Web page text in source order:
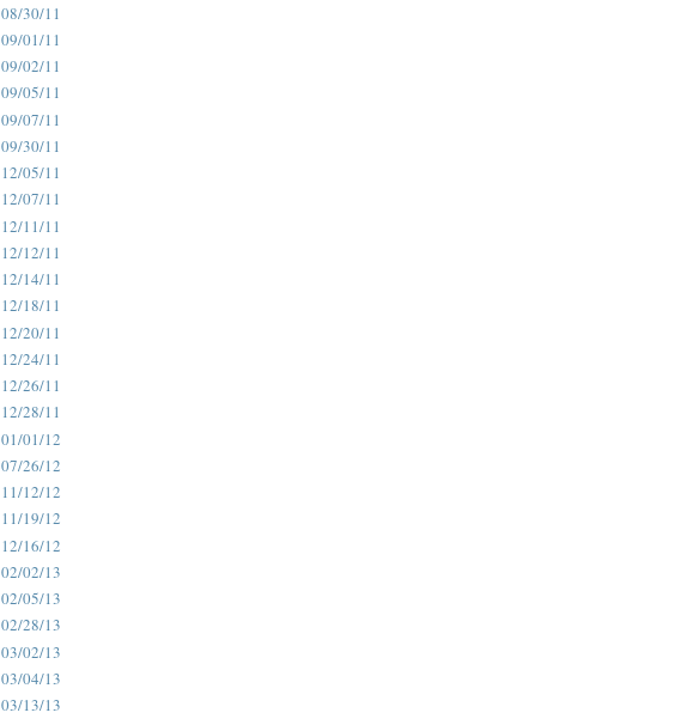
08/30/11
09/01/11
09/02/11
09/05/11
09/07/11
09/30/11
12/05/11
12/07/11
12/11/11
12/12/11
12/14/11
12/18/11
12/20/11
12/24/11
12/26/11
12/28/11
01/01/12
07/26/12
11/12/12
11/19/12
12/16/12
02/02/13
02/05/13
02/28/13
03/02/13
03/04/13
03/13/13